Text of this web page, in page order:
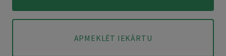
APMEKLĒT IEKĀRTU